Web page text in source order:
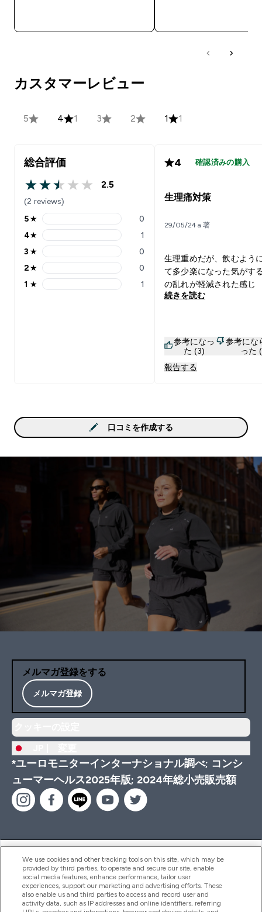
カスタマーレビュー
5 4 1 3 2 1 1
総合評価
2.5 out of 5 stars
2.5
(2 reviews)
5 stars rating 0 reviews
5★ 0
4 stars rating 1 reviews
4★ 1
3 stars rating 0 reviews
3 ★ 0
2 stars rating 0 reviews
2★ 0
1 stars rating 1 reviews
1 ★ 1
4 確認済みの購入
生理痛対策
29/05/24 a 著
生理重めだが、飲むよう
て多少楽になった気がす
の乱れが軽減された感じ
続きを読む
参考になっ
た (3)
参考にな
った
報告する
口コミを作成する
メルマガ登録をする
メルマガ登録
*ユーロモニターインターナショナル調べ; コンシ
ューマーヘルス2025年版; 2024年総小売販売額
ヘルプ＆ガイド
商品について
We use cookies and other tracking tools on this site, which may be
provided by third parties, to operate and secure our site, enable
social media features, enhance performance, tailor user
experiences, support our marketing and advertising efforts. These
also enable us and third parties to access and record user and
activity data, such as IP addresses and online identifiers, referring